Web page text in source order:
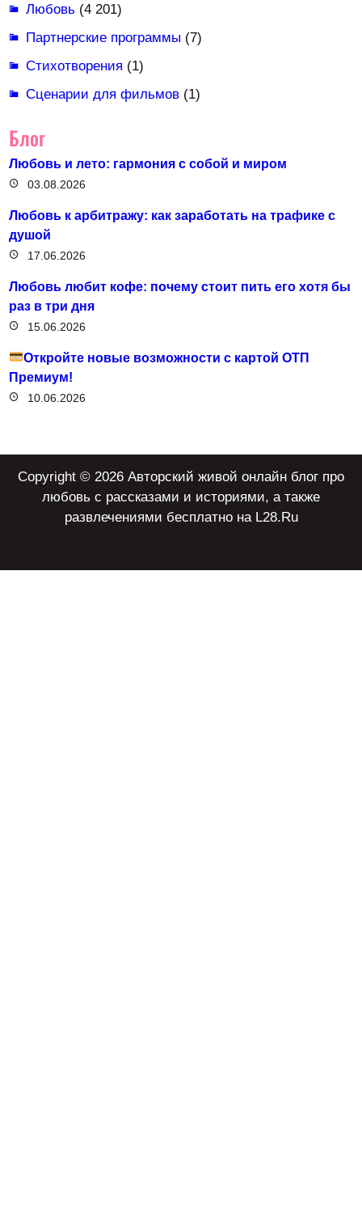
Любовь(4 201)
Партнерские программы (7)
Стихотворения (1)
Сценарии для фильмов(1)
Блог
Любовь и лето: гармония с собой и миром
03.08.2026
Любовь к арбитражу: как заработать на трафике с
душой
17.06.2026
Любовь любит кофе: почему стоит пить его хотя бы
раз в три дня
15.06.2026
Откройте новые возможности с картой ОТП
Премиум!
10.06.2026
Copyright © 2026 Авторский живой онлайн блог про
любовь с рассказами и историями, а также
развлечениями бесплатно на L28.Ru